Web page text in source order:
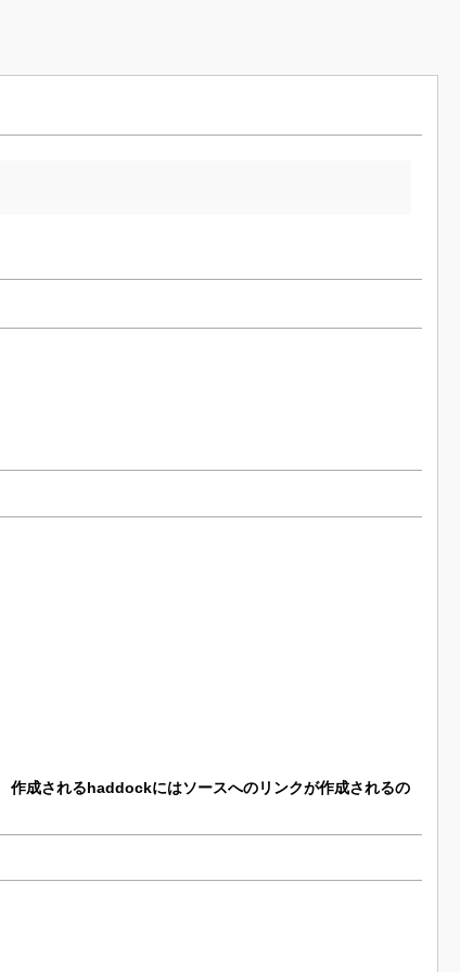
作成されるhaddockにはソースへのリンクが作成されるの